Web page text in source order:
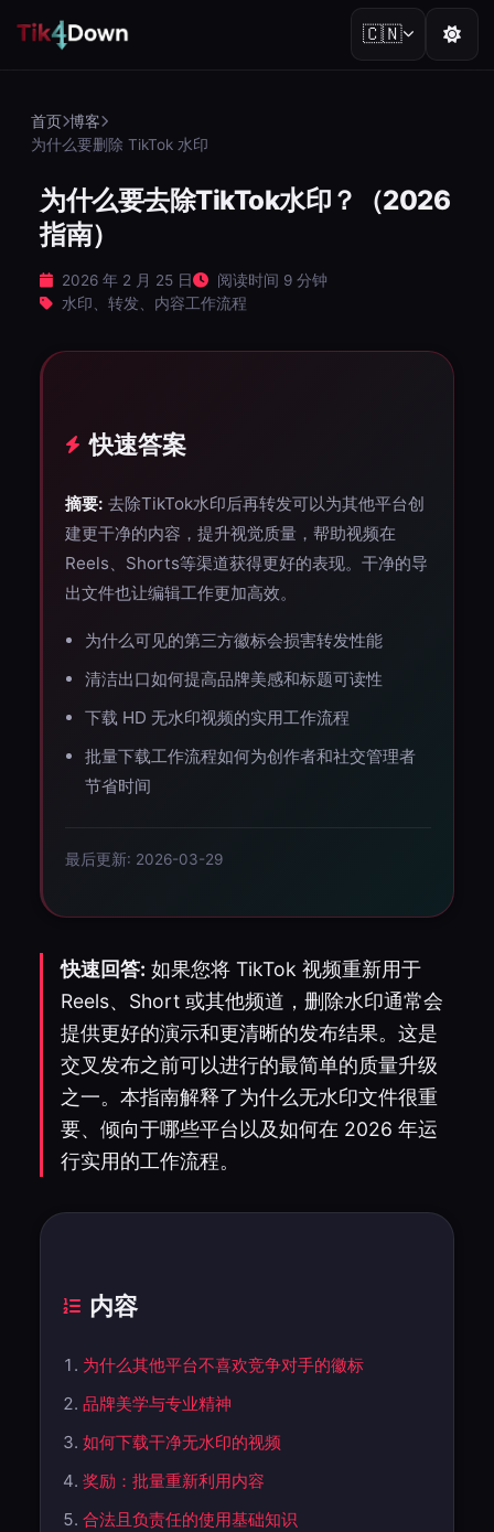
🇨🇳
首页 博客
为什么要删除 TikTok 水印
为什么要去除TikTok水印？（2026
指南）
2026 年 2 月 25 日
阅读时间 9 分钟
水印、转发、内容工作流程
快速答案
摘要: 去除TikTok水印后再转发可以为其他平台创
建更干净的内容，提升视觉质量，帮助视频在
Reels、Shorts等渠道获得更好的表现。干净的导
出文件也让编辑工作更加高效。
为什么可见的第三方徽标会损害转发性能
清洁出口如何提高品牌美感和标题可读性
下载 HD 无水印视频的实用工作流程
批量下载工作流程如何为创作者和社交管理者
节省时间
最后更新: 2026-03-29
快速回答: 如果您将 TikTok 视频重新用于
Reels、Short 或其他频道，删除水印通常会
提供更好的演示和更清晰的发布结果。这是
交叉发布之前可以进行的最简单的质量升级
之一。本指南解释了为什么无水印文件很重
要、倾向于哪些平台以及如何在 2026 年运
行实用的工作流程。
内容
为什么其他平台不喜欢竞争对手的徽标
品牌美学与专业精神
如何下载干净无水印的视频
奖励：批量重新利用内容
合法且负责任的使用基础知识